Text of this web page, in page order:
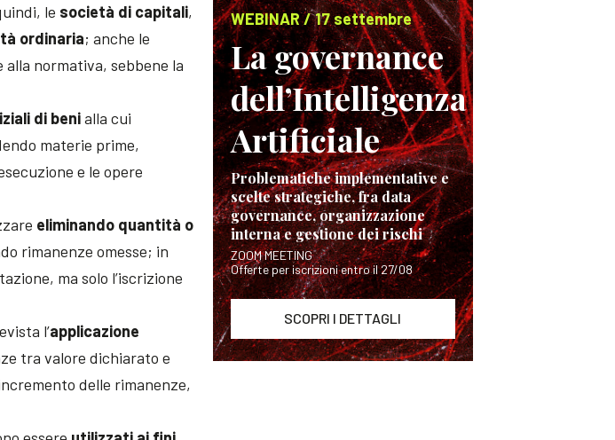
le società di capitali,
ordinaria; anche le
normativa, sebbene la
di benialla cui
materie prime,
e le opere
eliminando quantità o
rimanenze omesse; in
ma solo l’iscrizione
l’applicazione
tra valore dichiarato e
delle rimanenze,
WEBINAR / 17 settembre
La governance
dell’Intelligenza
Artificiale
Problematiche implementative e
scelte strategiche, fra data
governance, organizzazione
interna e gestione dei rischi
ZOOM MEETING
Offerte per iscrizioni entro il 27/08
SCOPRI I DETTAGLI